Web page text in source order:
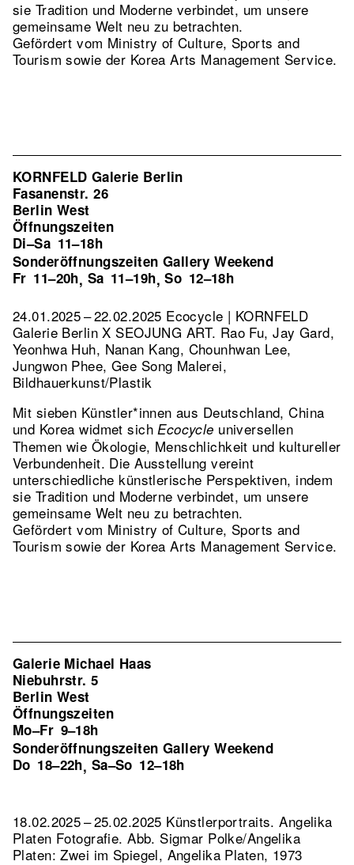
sie Tradition und Moderne verbindet, um unsere
gemeinsame Welt neu zu betrachten.
Gefördert vom Ministry of Culture, Sports and
Tourism sowie der Korea Arts Management Service.
KORNFELD Galerie Berlin
Fasanenstr. 26
Berlin West
Öffnungszeiten
Di–Sa 11–18h
Sonderöffnungszeiten Gallery Weekend
Fr 11–20h, Sa 11–19h,So 12–18h
24.01.2025 – 22.02.2025 Ecocycle | KORNFELD
Galerie Berlin X SEOJUNG ART. Rao Fu, Jay Gard,
Yeonhwa Huh, Nanan Kang, Chounhwan Lee,
Jungwon Phee, Gee Song Malerei,
Bildhauerkunst/Plastik
Mit sieben Künstler*innen aus Deutschland, China
und Korea widmet sichEcocycle universellen
Themen wie Ökologie, Menschlichkeit und kultureller
Verbundenheit. Die Ausstellung vereint
unterschiedliche künstlerische Perspektiven, indem
sie Tradition und Moderne verbindet, um unsere
gemeinsame Welt neu zu betrachten.
Gefördert vom Ministry of Culture, Sports and
Tourism sowie der Korea Arts Management Service.
Galerie Michael Haas
Niebuhrstr. 5
Berlin West
Öffnungszeiten
Mo–Fr 9–18h
Sonderöffnungszeiten Gallery Weekend
Do 18–22h, Sa–So 12–18h
18.02.2025 – 25.02.2025 Künstlerportraits. Angelika
Platen Fotografie.Abb. Sigmar Polke/Angelika
Platen: Zwei im Spiegel, Angelika Platen, 1973